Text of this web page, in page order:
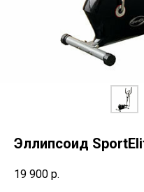
Эллипсоид
19 900 р.